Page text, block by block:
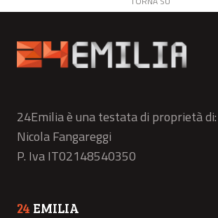
24Emilia è una testata di proprietà di:
Nicola Fangareggi
P. Iva IT02148540350
24 EMILIA